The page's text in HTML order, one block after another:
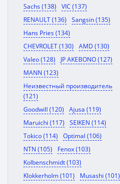
Sachs (138)
VIC (137)
RENAULT (136)
Sangsin (135)
Hans Pries (134)
CHEVROLET (130)
AMD (130)
Valeo (128)
JP AKEBONO (127)
MANN (123)
Неизвестный производитель
(121)
Goodwill (120)
Ajusa (119)
Maruichi (117)
SEIKEN (114)
Tokico (114)
Optimal (106)
NTN (105)
Fenox (103)
Kolbenschmidt (103)
Klokkerholm (101)
Musashi (101)